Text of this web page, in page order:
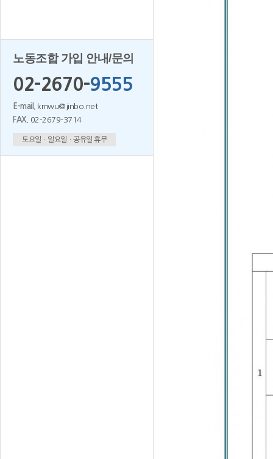
노동조합 가입 안내/문의
02-2670-9555
E-mail.
kmwu@jinbo.net
FAX.
02-2679-3714
토요일ㆍ일요일ㆍ공유일 휴무